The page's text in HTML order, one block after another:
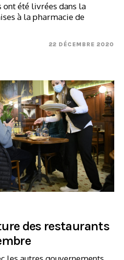
ont été livrées dans la
à la pharmacie de
22 DÉCEMBRE 2020
des restaurants